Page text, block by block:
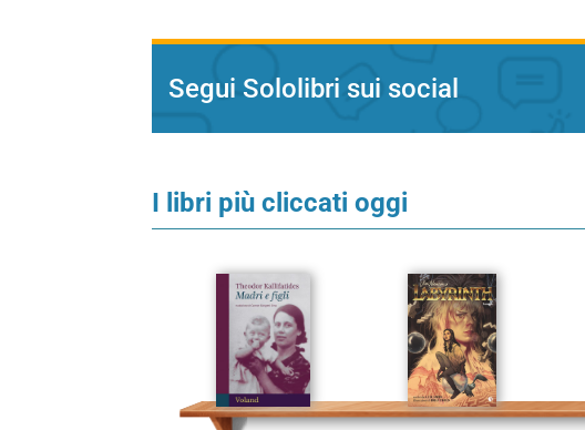
Segui Sololibri sui social
I libri più cliccati oggi